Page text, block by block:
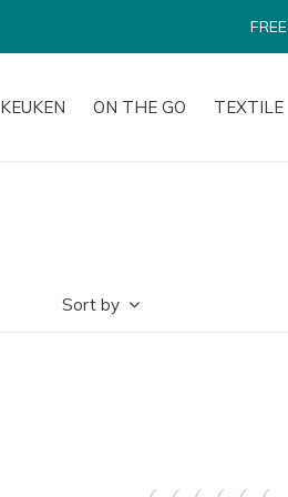
KEUKEN ON THE GO TEXTILE
Sort by